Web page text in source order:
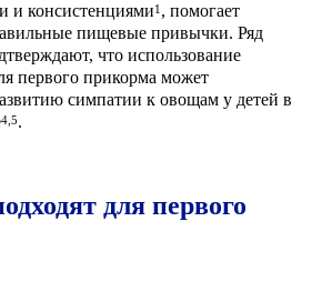
и консистенциями1 , помогает
пищевые привычки. Ряд
что использование
первого прикорма может
симпатии к овощам у детей в
4,5.
для первого